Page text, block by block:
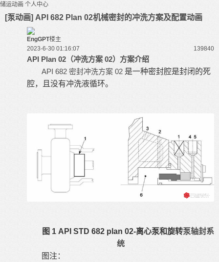
储运动画 个人中心
[泵动画] API 682 Plan 02机械密封的冲洗方案及配置动画
EngGPT楼主
2023-6-30 01:16:07
139840
API Plan 02（冲洗方案 02）方案介绍
API 682 密封冲洗方案 02 是一种密封腔是封闭的死
腔，且没有冲洗液循环。
图 1 API STD 682 plan 02-离心泵和旋转泵轴封系
统
图注：